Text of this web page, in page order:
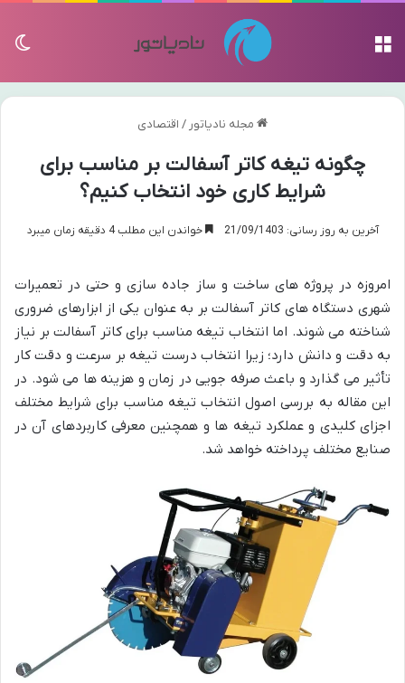
مجله نادیاتور / اقتصادی
چگونه تیغه کاتر آسفالت بر مناسب برای
شرایط کاری خود انتخاب کنیم؟
آخرین به روز رسانی: 21/09/1403 خواندن این مطلب 4 دقیقه زمان میبرد
امروزه در پروژه های ساخت و ساز جاده سازی و حتی در تعمیرات
شهری دستگاه های کاتر آسفالت بر به عنوان یکی از ابزارهای ضروری
شناخته می شوند. اما انتخاب تیغه مناسب برای کاتر آسفالت بر نیاز
به دقت و دانش دارد؛ زیرا انتخاب درست تیغه بر سرعت و دقت کار
تأثیر می گذارد و باعث صرفه جویی در زمان و هزینه ها می شود. در
این مقاله به بررسی اصول انتخاب تیغه مناسب برای شرایط مختلف
اجزای کلیدی و عملکرد تیغه ها و همچنین معرفی کاربردهای آن در
صنایع مختلف پرداخته خواهد شد.